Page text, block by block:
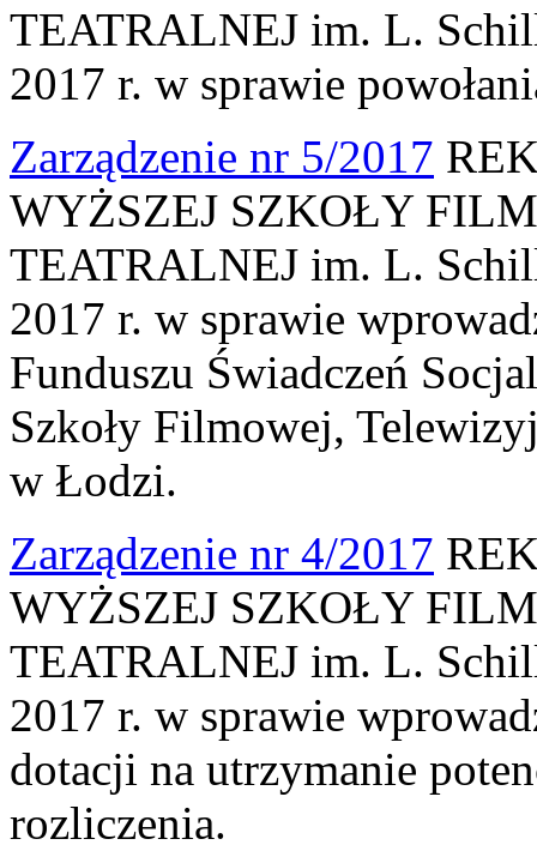
TEATRALNEJ im. L.
2017 r. w sprawie
Zarządzenie nr 5/2017
WYŻSZEJ SZKOŁY
TEATRALNEJ im. L.
2017 r. w sprawie
Funduszu Świadczeń
Szkoły Filmowej,
w Łodzi.
Zarządzenie nr 4/2017
WYŻSZEJ SZKOŁY
TEATRALNEJ im. L.
2017 r. w sprawie
dotacji na utrzymanie
rozliczenia.